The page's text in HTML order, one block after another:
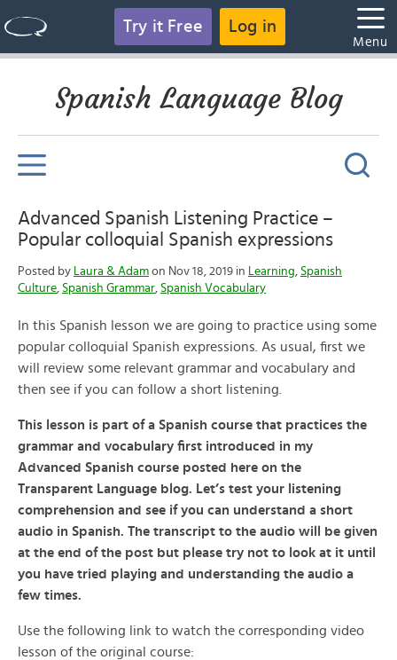
Try it Free Log in
Menu
Spanish Language Blog
Advanced Spanish Listening Practice –
Popular colloquial Spanish expressions
Posted by Laura & Adam on Nov 18, 2019 in Learning, Spanish
Culture, Spanish Grammar, Spanish Vocabulary
In this Spanish lesson we are going to practice using some
popular colloquial Spanish expressions. As usual, first we
will review some relevant grammar and vocabulary and
then see if you can follow a short listening.
This lesson is part of a Spanish course that practices the
grammar and vocabulary first introduced in my
Advanced Spanish course posted here on the
Transparent Language blog. Let’s test your listening
comprehension and see if you can understand a short
audio in Spanish. The transcript to the audio will be given
at the end of the post but please try not to look at it until
you have tried playing and understanding the audio a
few times.
Use the following link to watch the corresponding video
lesson of the original course: